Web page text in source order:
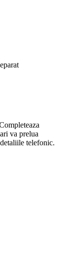
va prelua
telefonic.